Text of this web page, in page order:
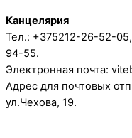
Канцелярия
Тел.: +375212-26-52-
94-55.
Электронная почта:
Адрес для почтовых
ул.Чехова, 19.